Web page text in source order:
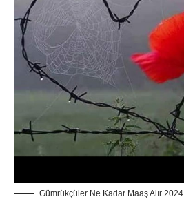
Gümrükçüler Ne Kadar Maaş Alır 2024